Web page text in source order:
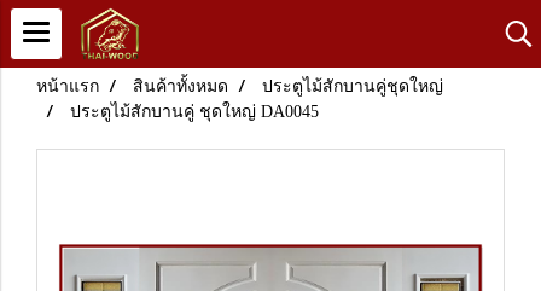
หน้าแรก สินค้าทั้งหมด
ประตูไม้สักบานคู่ชุดใหญ่
ประตูไม้สักบานคู่ ชุดใหญ่ DA0045